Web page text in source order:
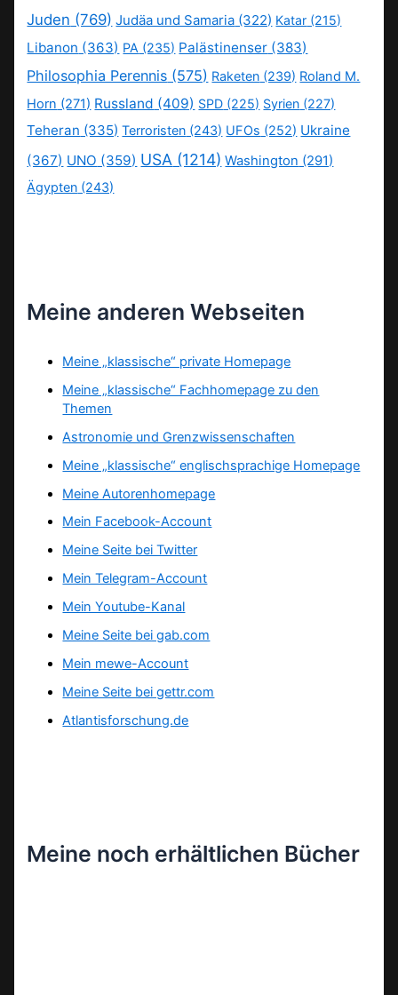
Juden (769) Judäa und Samaria (322) Katar (215)
Libanon (363) PA (235) Palästinenser (383)
Philosophia Perennis (575) Raketen (239) Roland M.
Horn (271) Russland (409) SPD (225) Syrien (227)
Teheran (335) Terroristen (243) UFOs (252) Ukraine
(367) UNO (359) USA (1214) Washington (291)
Ägypten (243)
Meine anderen Webseiten
Meine „klassische“ private Homepage
Meine „klassische“ Fachhomepage zu den
Themen
Astronomie und Grenzwissenschaften
Meine „klassische“ englischsprachige Homepage
Meine Autorenhomepage
Mein Facebook-Account
Meine Seite bei Twitter
Mein Telegram-Account
Mein Youtube-Kanal
Meine Seite bei gab.com
Mein mewe-Account
Meine Seite bei gettr.com
Atlantisforschung.de
Meine noch erhältlichen Bücher